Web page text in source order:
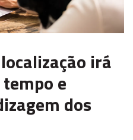
irá
e
dos